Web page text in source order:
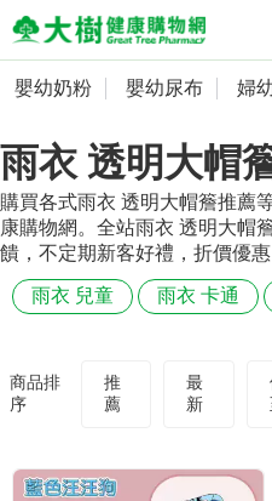
嬰幼奶粉
嬰幼尿布
婦幼
保健／營養品
美容／個人清潔
抗菌 尿布 大樹獨家 益
奶瓶奶嘴
會員資料及密碼修改
常用收件人清單
訂單查詢
收藏清單
優惠券領取
嬰幼奶粉 嬰幼尿布 婦
雨衣 透明大帽
購買各式雨衣 透明大帽簷推薦
康購物網。全站雨衣 透明大帽
饋，不定期新客好禮，折價優惠
雨衣 兒童 雨衣 卡通
商品排
序
推
薦
最
新